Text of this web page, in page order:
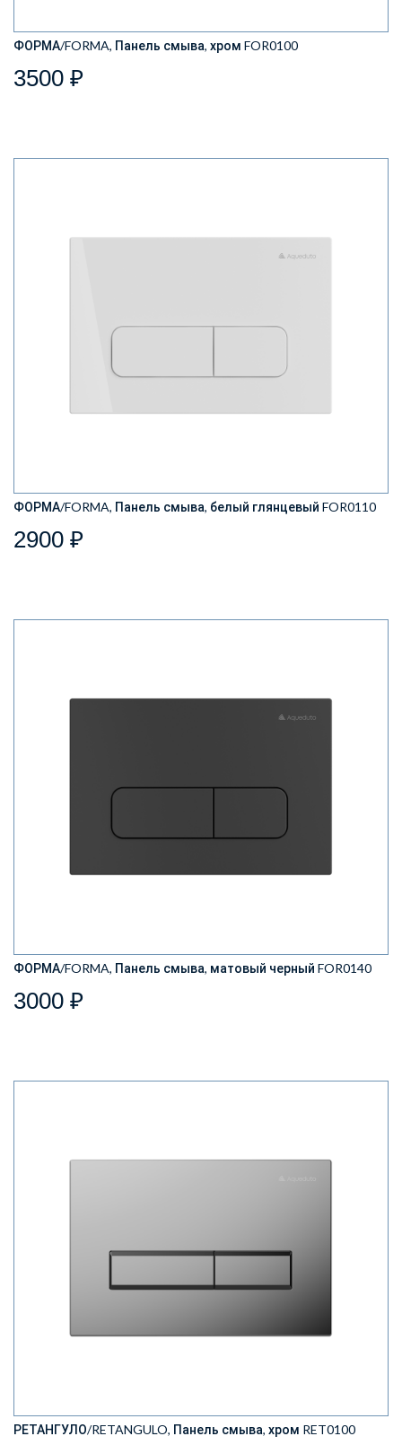
ФОРМА/FORMA, Панель смыва, хром FOR0100
3500 ₽
ФОРМА/FORMA, Панель смыва, белый глянцевый FOR0110
2900 ₽
ФОРМА/FORMA, Панель смыва, матовый черный FOR0140
3000 ₽
РЕТАНГУЛО/RETANGULO, Панель смыва, хром RET0100